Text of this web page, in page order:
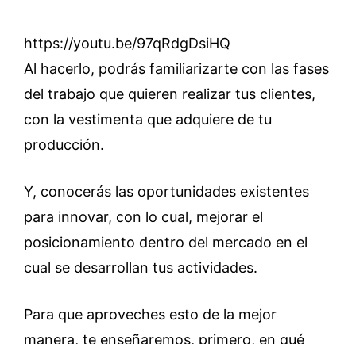
https://youtu.be/97qRdgDsiHQ
Al hacerlo, podrás familiarizarte con las fases
del trabajo que quieren realizar tus clientes,
con la vestimenta que adquiere de tu
producción.
Y, conocerás las oportunidades existentes
para innovar, con lo cual, mejorar el
posicionamiento dentro del mercado en el
cual se desarrollan tus actividades.
Para que aproveches esto de la mejor
manera, te enseñaremos, primero, en qué